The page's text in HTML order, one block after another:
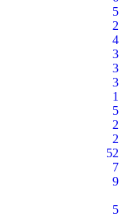
5
2
4
3
3
3
1
5
2
2
52
7
9
5